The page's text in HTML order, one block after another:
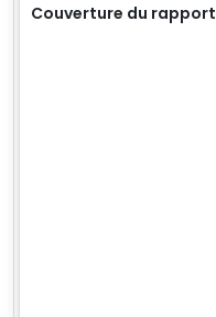
Couverture du rapport